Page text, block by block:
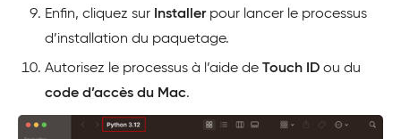
Enfin, cliquez sur Installer pour lancer le processus
d’installation du paquetage.
Autorisez le processus à l’aide de Touch ID ou du
code d’accès du Mac.